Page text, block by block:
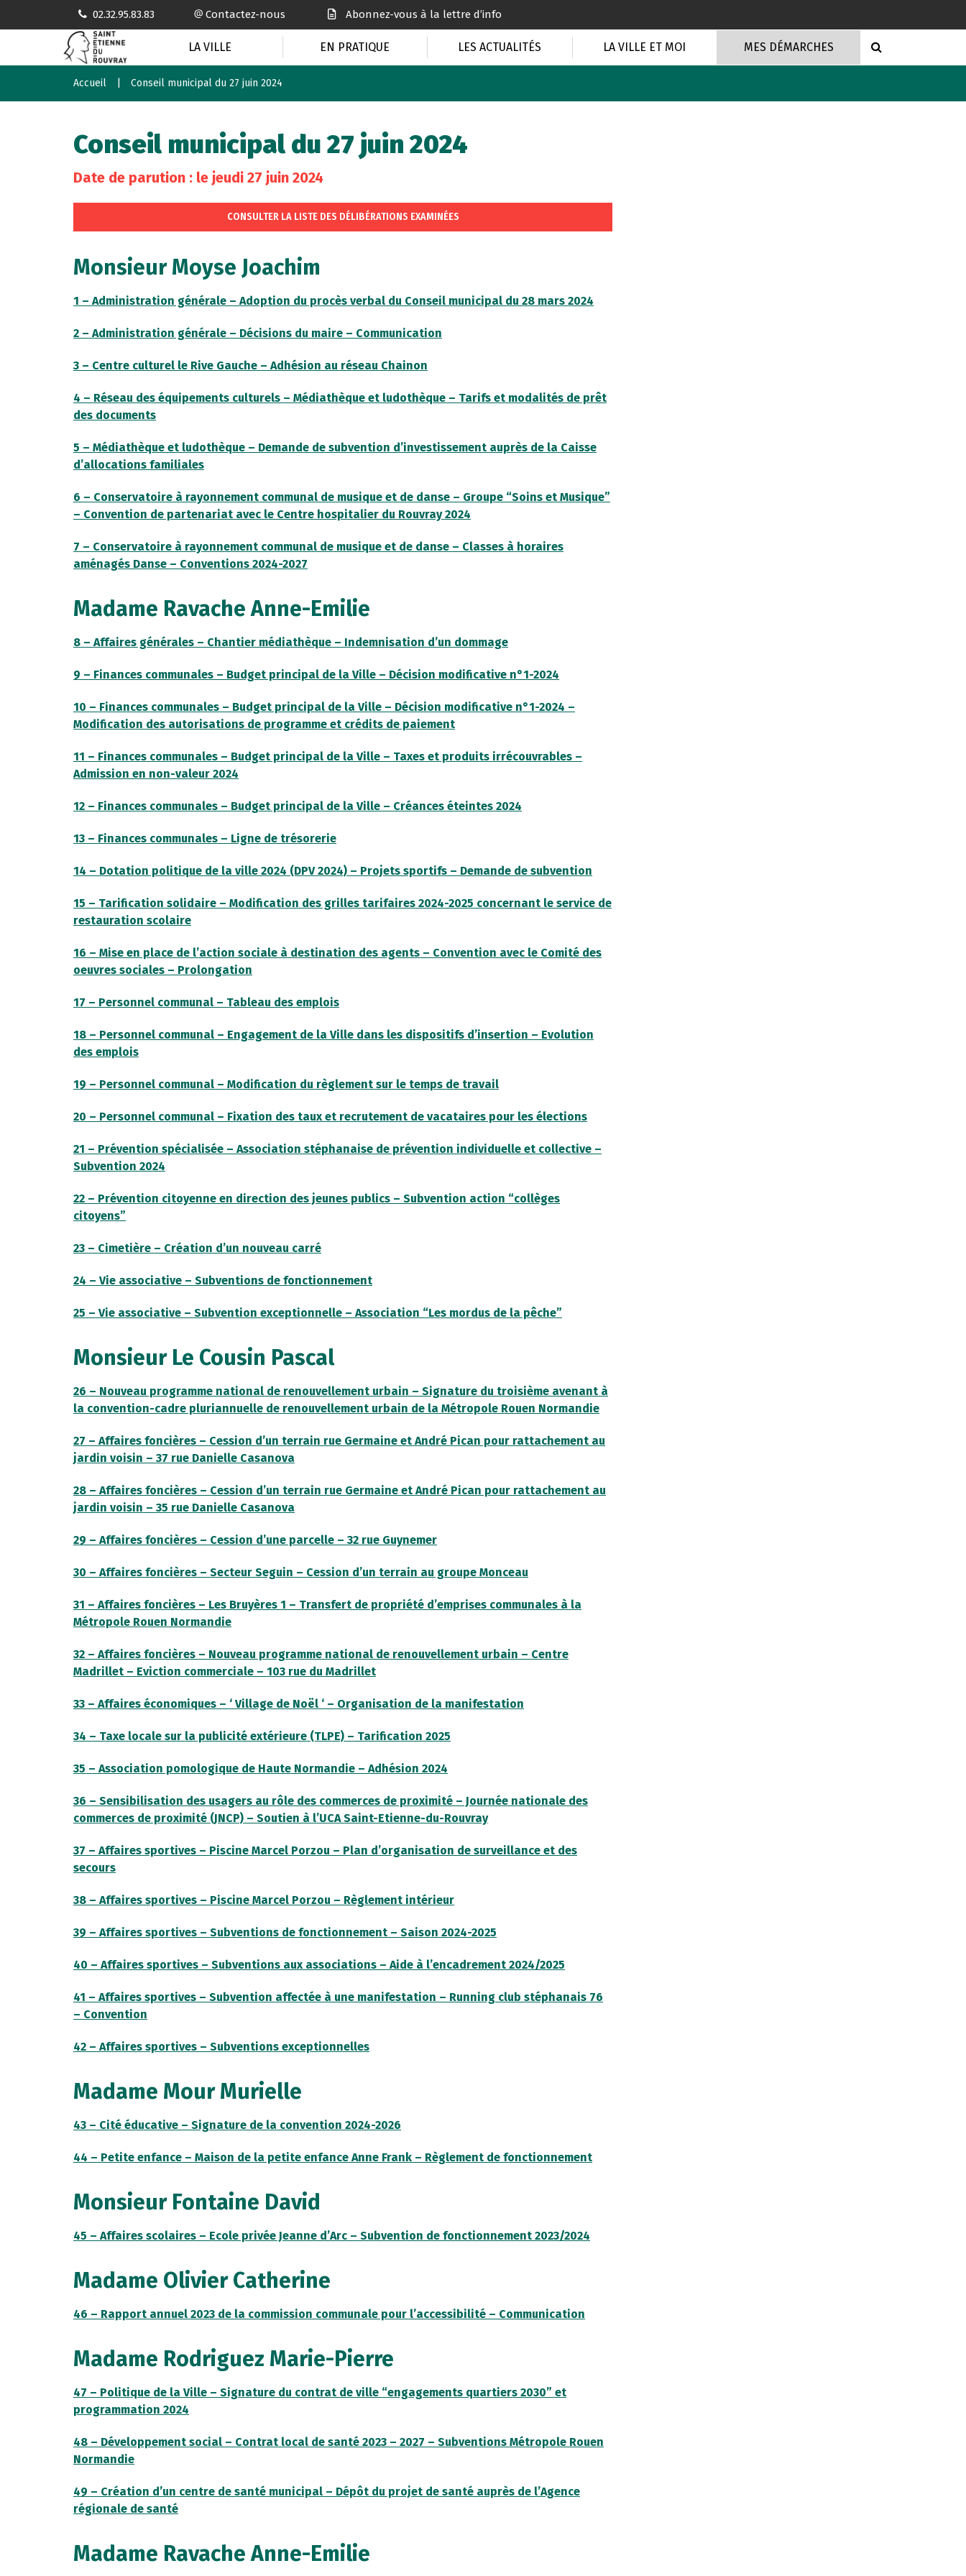
02.32.95.83.83 Contactez-nous Abonnez-vous à la lettre d’info
LA VILLE EN PRATIQUE LES ACTUALITÉS LA VILLE ET MOI MES DÉMARCHES
Accueil Conseil municipal du 27 juin 2024
Conseil municipal du 27 juin 2024
Date de parution : le jeudi 27 juin 2024
CONSULTER LA LISTE DES DÉLIBÉRATIONS EXAMINÉES
Monsieur Moyse Joachim
1 – Administration générale – Adoption du procès verbal du Conseil municipal du 28 mars 2024
2 – Administration générale – Décisions du maire – Communication
3 – Centre culturel le Rive Gauche – Adhésion au réseau Chainon
4 – Réseau des équipements culturels – Médiathèque et ludothèque – Tarifs et modalités de prêt
des documents
5 – Médiathèque et ludothèque – Demande de subvention d’investissement auprès de la Caisse
d’allocations familiales
6 – Conservatoire à rayonnement communal de musique et de danse – Groupe “Soins et Musique”
– Convention de partenariat avec le Centre hospitalier du Rouvray 2024
7 – Conservatoire à rayonnement communal de musique et de danse – Classes à horaires
aménagés Danse – Conventions 2024-2027
Madame Ravache Anne-Emilie
8 – Affaires générales – Chantier médiathèque – Indemnisation d’un dommage
9 – Finances communales – Budget principal de la Ville – Décision modificative n°1-2024
10 – Finances communales – Budget principal de la Ville – Décision modificative n°1-2024 –
Modification des autorisations de programme et crédits de paiement
11 – Finances communales – Budget principal de la Ville – Taxes et produits irrécouvrables –
Admission en non-valeur 2024
12 – Finances communales – Budget principal de la Ville – Créances éteintes 2024
13 – Finances communales – Ligne de trésorerie
14 – Dotation politique de la ville 2024 (DPV 2024) – Projets sportifs – Demande de subvention
15 – Tarification solidaire – Modification des grilles tarifaires 2024-2025 concernant le service de
restauration scolaire
16 – Mise en place de l’action sociale à destination des agents – Convention avec le Comité des
oeuvres sociales – Prolongation
17 – Personnel communal – Tableau des emplois
18 – Personnel communal – Engagement de la Ville dans les dispositifs d’insertion – Evolution
des emplois
19 – Personnel communal – Modification du règlement sur le temps de travail
20 – Personnel communal – Fixation des taux et recrutement de vacataires pour les élections
21 – Prévention spécialisée – Association stéphanaise de prévention individuelle et collective –
Subvention 2024
22 – Prévention citoyenne en direction des jeunes publics – Subvention action “collèges
citoyens”
23 – Cimetière – Création d’un nouveau carré
24 – Vie associative – Subventions de fonctionnement
25 – Vie associative – Subvention exceptionnelle – Association “Les mordus de la pêche”
Monsieur Le Cousin Pascal
26 – Nouveau programme national de renouvellement urbain – Signature du troisième avenant à
la convention-cadre pluriannuelle de renouvellement urbain de la Métropole Rouen Normandie
27 – Affaires foncières – Cession d’un terrain rue Germaine et André Pican pour rattachement au
jardin voisin – 37 rue Danielle Casanova
28 – Affaires foncières – Cession d’un terrain rue Germaine et André Pican pour rattachement au
jardin voisin – 35 rue Danielle Casanova
29 – Affaires foncières – Cession d’une parcelle – 32 rue Guynemer
30 – Affaires foncières – Secteur Seguin – Cession d’un terrain au groupe Monceau
31 – Affaires foncières – Les Bruyères 1 – Transfert de propriété d’emprises communales à la
Métropole Rouen Normandie
32 – Affaires foncières – Nouveau programme national de renouvellement urbain – Centre
Madrillet – Eviction commerciale – 103 rue du Madrillet
33 – Affaires économiques – ‘ Village de Noël ‘ – Organisation de la manifestation
34 – Taxe locale sur la publicité extérieure (TLPE) – Tarification 2025
35 – Association pomologique de Haute Normandie – Adhésion 2024
36 – Sensibilisation des usagers au rôle des commerces de proximité – Journée nationale des
commerces de proximité (JNCP) – Soutien à l’UCA Saint-Etienne-du-Rouvray
37 – Affaires sportives – Piscine Marcel Porzou – Plan d’organisation de surveillance et des
secours
38 – Affaires sportives – Piscine Marcel Porzou – Règlement intérieur
39 – Affaires sportives – Subventions de fonctionnement – Saison 2024-2025
40 – Affaires sportives – Subventions aux associations – Aide à l’encadrement 2024/2025
41 – Affaires sportives – Subvention affectée à une manifestation – Running club stéphanais 76
– Convention
42 – Affaires sportives – Subventions exceptionnelles
Madame Mour Murielle
43 – Cité éducative – Signature de la convention 2024-2026
44 – Petite enfance – Maison de la petite enfance Anne Frank – Règlement de fonctionnement
Monsieur Fontaine David
45 – Affaires scolaires – Ecole privée Jeanne d’Arc – Subvention de fonctionnement 2023/2024
Madame Olivier Catherine
46 – Rapport annuel 2023 de la commission communale pour l’accessibilité – Communication
Madame Rodriguez Marie-Pierre
47 – Politique de la Ville – Signature du contrat de ville “engagements quartiers 2030” et
programmation 2024
48 – Développement social – Contrat local de santé 2023 – 2027 – Subventions Métropole Rouen
Normandie
49 – Création d’un centre de santé municipal – Dépôt du projet de santé auprès de l’Agence
régionale de santé
Madame Ravache Anne-Emilie